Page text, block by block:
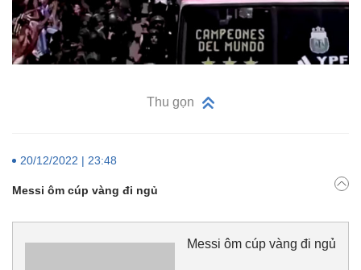
Thu gọn
20/12/2022 | 23:48
Messi ôm cúp vàng đi ngủ
Messi ôm cúp vàng đi ngủ